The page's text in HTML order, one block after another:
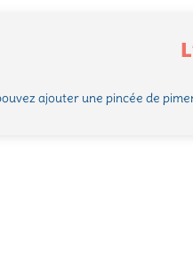
ajouter une pincée de